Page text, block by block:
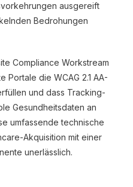
ausgereift
Bedrohungen
Compliance Workstream
Portale die WCAG 2.1 AA-
und dass Tracking-
Gesundheitsdaten an
umfassende technische
Akquisition mit einer
unerlässlich.